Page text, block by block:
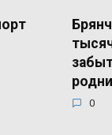
родни
0